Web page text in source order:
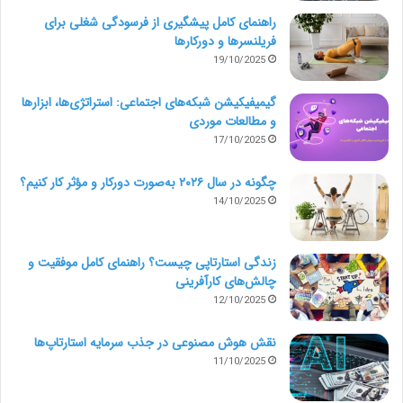
پیشرفت و تأمین اعتبارات مورد نیاز خود، باید پروپوزال
تجاری بنویسند و در آن به این موارد اشاره کنند:
– برنامه‌های دقیق برای اجرای پروژه‌ها
– بودجۀ شرکت
– اهداف بازاریابی و فروش
پروپوزال تجاری چه انواعی دارد؟
پروپوزال‌های تجاری در یک دسته‌بندی کلی به دو گروه
تقسیم می‌شوند: پروپوزال‌های سفارشی و پروپوزال‌های
غیرسفارشی. آشنایی با تفاوت‌های ساختاری این دو نوع
راهنمای کامل پیشگیری از فرسودگی شغلی برای
فریلنسرها و دورکارها
19/10/2025
گیمیفیکیشن شبکه‌های اجتماعی: استراتژی‌ها، ابزارها
و مطالعات موردی
17/10/2025
چگونه در سال ۲۰۲۶ به‌صورت دورکار و مؤثر کار کنیم؟
14/10/2025
زندگی استارتاپی چیست؟ راهنمای کامل موفقیت و
چالش‌های کارآفرینی
12/10/2025
نقش هوش مصنوعی در جذب سرمایه استارتاپ‌ها
11/10/2025